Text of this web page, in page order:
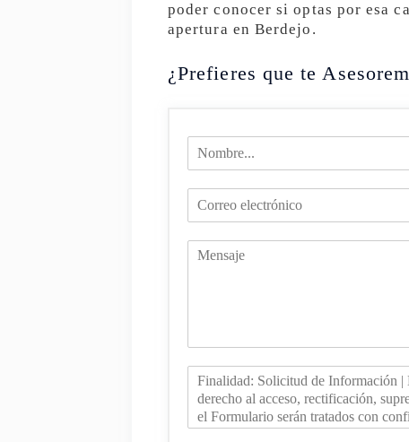
poder conocer si optas por esa
apertura en Berdejo.
¿Prefieres que te